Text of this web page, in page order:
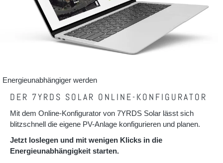
Energieunabhängiger werden
DER 7YRDS SOLAR ONLINE-KONFIGURATOR
Mit dem Online-Konfigurator von 7YRDS Solar lässt sich
blitzschnell die eigene PV-Anlage konfigurieren und planen.
Jetzt loslegen und mit wenigen Klicks in die
Energieunabhängigkeit starten.